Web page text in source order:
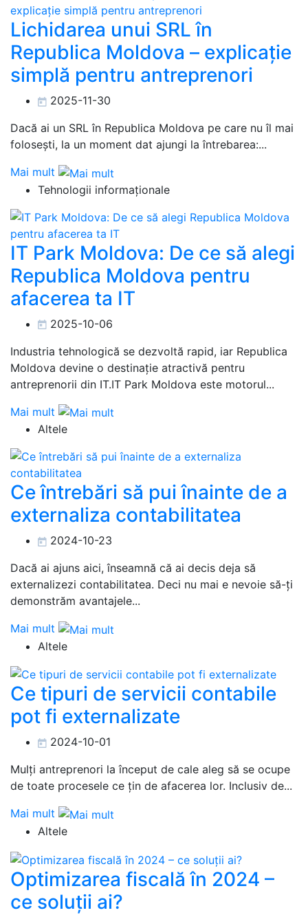
Lichidarea unui SRL în
Republica Moldova – explicație
simplă pentru antreprenori
2025-11-30
Dacă ai un SRL în Republica Moldova pe care nu îl mai
folosești, la un moment dat ajungi la întrebarea:...
Mai mult
Tehnologii informaționale
IT Park Moldova: De ce să alegi
Republica Moldova pentru
afacerea ta IT
2025-10-06
Industria tehnologică se dezvoltă rapid, iar Republica
Moldova devine o destinație atractivă pentru
antreprenorii din IT.IT Park Moldova este motorul...
Mai mult
Altele
Ce întrebări să pui înainte de a
externaliza contabilitatea
2024-10-23
Dacă ai ajuns aici, înseamnă că ai decis deja să
externalizezi contabilitatea. Deci nu mai e nevoie să-ți
demonstrăm avantajele...
Mai mult
Altele
Ce tipuri de servicii contabile
pot fi externalizate
2024-10-01
Mulți antreprenori la început de cale aleg să se ocupe
de toate procesele ce țin de afacerea lor. Inclusiv de...
Mai mult
Altele
Optimizarea fiscală în 2024 –
ce soluții ai?